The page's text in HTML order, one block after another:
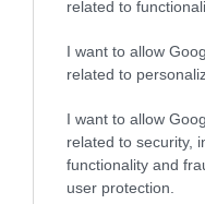
related to
I want to allow
related to
I want to allow
related to security,
functionality and
user protection.